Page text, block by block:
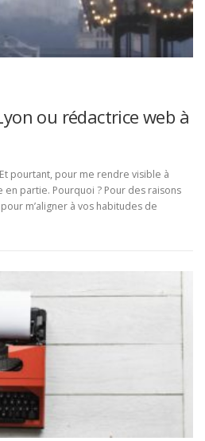
ou rédactrice web à
pourtant, pour me rendre visible à
en partie. Pourquoi ? Pour des raisons
m’aligner à vos habitudes de